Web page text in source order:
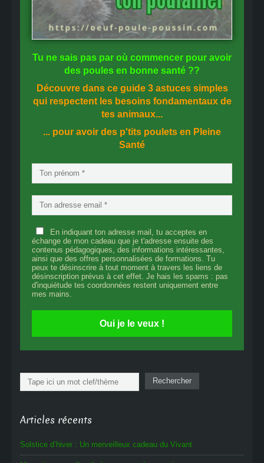
Tu ne sais pas par où commencer pour avoir
des poules en bonne santé ??
Découvre dans ce guide 3 astuces simples
qui respectent les besoins fondamentaux de
tes animaux...
... pour avoir des p'tits poulets en Pleine
Santé
En indiquant ton adresse mail, tu acceptes en
échange de mon cadeau que je t'adresse ensuite des
contenus pédagogiques, des informations intéressantes,
ainsi que des offres personnalisées de formations. Tu
peux te désinscrire à tout moment à travers les liens de
désinscription prévus à cet effet. Je hais les spams : pas
d'inquiétude tes coordonnées restent uniquement entre
mes mains.
Oui je le veux !
Rechercher Rechercher
Articles récents
Solstice d’hiver : Un merveilleux cadeau du Vivant